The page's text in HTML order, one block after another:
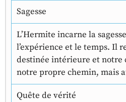
Sagesse
L’Hermite incarne la
l’expérience et le temps. Il
destinée intérieure et notre
notre propre chemin, mais
Quête de vérité